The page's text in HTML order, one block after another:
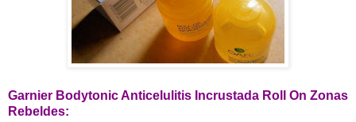
Garnier Bodytonic Anticelulitis Incrustada Roll On Zonas
Rebeldes: